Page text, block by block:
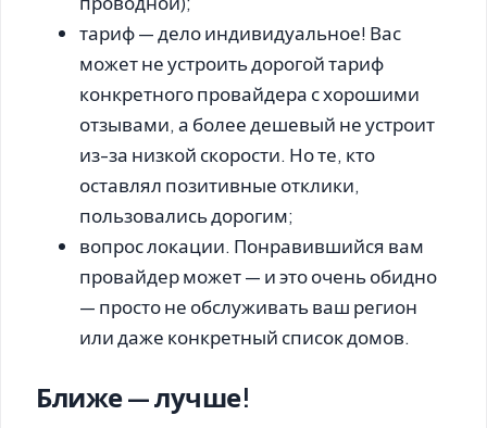
тариф — дело индивидуальное! Вас
может не устроить дорогой тариф
конкретного провайдера с хорошими
отзывами, а более дешевый не устроит
из-за низкой скорости. Но те, кто
оставлял позитивные отклики,
пользовались дорогим;
вопрос локации. Понравившийся вам
провайдер может — и это очень обидно
— просто не обслуживать ваш регион
или даже конкретный список домов.
Ближе — лучше!